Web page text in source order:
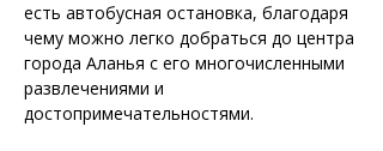
есть автобусная остановка, благодаря
чему можно легко добраться до центра
города Аланья с его многочисленными
развлечениями и